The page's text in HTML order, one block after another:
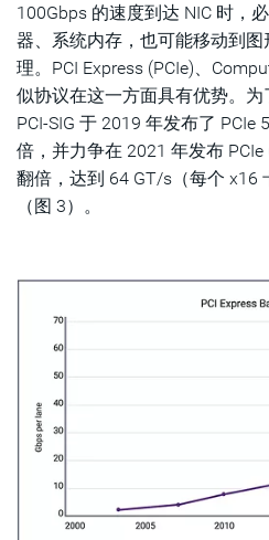
100Gbps 的速度到达 NIC 时，
器、系统内存，也可能移动到
理。PCI Express (PCIe)、
似协议在这一方面具有优势。为
PCI-SIG 于 2019 年发布了
倍，并力争在 2021 年发布
翻倍，达到 64 GT/s（每个 x16
（图 3）。